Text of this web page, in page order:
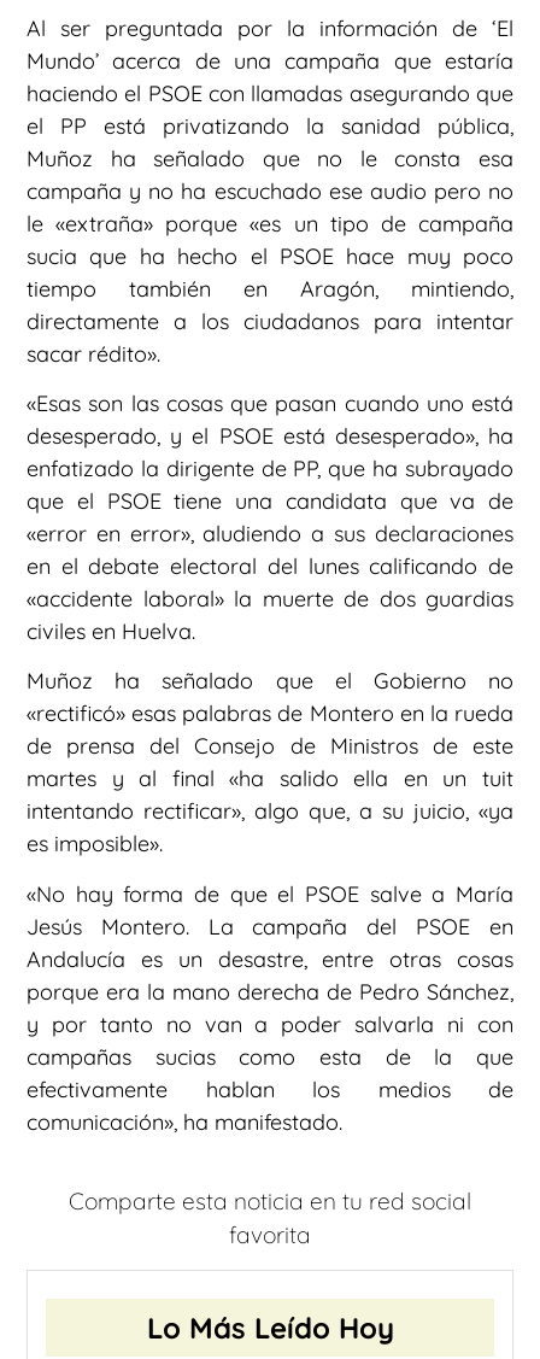
Al ser preguntada por la información de ‘El
Mundo’ acerca de una campaña que estaría
haciendo el PSOE con llamadas asegurando que
el PP está privatizando la sanidad pública,
Muñoz ha señalado que no le consta esa
campaña y no ha escuchado ese audio pero no
le «extraña» porque «es un tipo de campaña
sucia que ha hecho el PSOE hace muy poco
tiempo también en Aragón, mintiendo,
directamente a los ciudadanos para intentar
sacar rédito».
«Esas son las cosas que pasan cuando uno está
desesperado, y el PSOE está desesperado», ha
enfatizado la dirigente de PP, que ha subrayado
que el PSOE tiene una candidata que va de
«error en error», aludiendo a sus declaraciones
en el debate electoral del lunes calificando de
«accidente laboral» la muerte de dos guardias
civiles en Huelva.
Muñoz ha señalado que el Gobierno no
«rectificó» esas palabras de Montero en la rueda
de prensa del Consejo de Ministros de este
martes y al final «ha salido ella en un tuit
intentando rectificar», algo que, a su juicio, «ya
es imposible».
«No hay forma de que el PSOE salve a María
Jesús Montero. La campaña del PSOE en
Andalucía es un desastre, entre otras cosas
porque era la mano derecha de Pedro Sánchez,
y por tanto no van a poder salvarla ni con
campañas sucias como esta de la que
efectivamente hablan los medios de
comunicación», ha manifestado.
Comparte esta noticia en tu red social
favorita
Lo Más Leído Hoy